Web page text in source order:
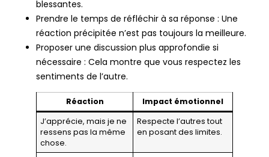
blessantes.
Prendre le temps de réfléchir à sa réponse : Une
réaction précipitée n’est pas toujours la meilleure.
Proposer une discussion plus approfondie si
nécessaire : Cela montre que vous respectez les
sentiments de l’autre.
Réaction
Impact émotionnel
J’apprécie, mais je ne
ressens pas la même
chose.
Respecte l’autres tout
en posant des limites.